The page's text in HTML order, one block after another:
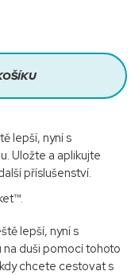
lepší, nyní s
Uložte a aplikujte
příslušenství.
lepší, nyní s
na duši pomocí tohoto
chcete cestovat s